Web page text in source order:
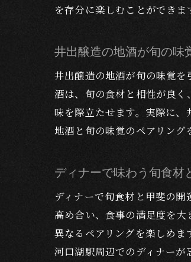
を存分に楽しむことができま
井出醸造の地酒が旬の味
井出醸造の地酒が旬の味覚
酒は、旬の食材と相性が良
味を際立たせます。実際に、
地酒と旬の味覚のペアリング
ディナーで味わう旬食材
ディナーで旬食材と甲斐の
高め合い、食事の満足度を
異なるペアリングを楽しめま
河口湖駅周辺でのディナーが